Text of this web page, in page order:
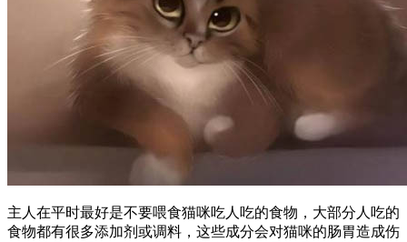
主人在平时最好是不要喂食猫咪吃人吃的食物，大部分人吃的
食物都有很多添加剂或调料，这些成分会对猫咪的肠胃造成伤